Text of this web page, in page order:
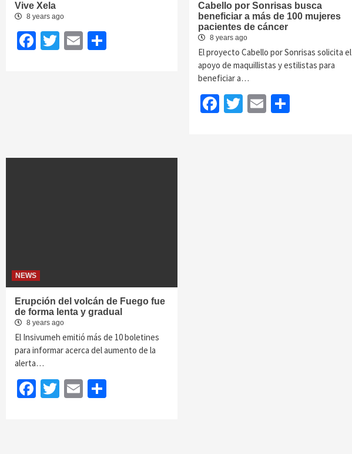
Vive Xela
8 years ago
Facebook
Twitter
Email
Cabello por Sonrisas busca
beneficiar a más de 100 mujeres
pacientes de cáncer
8 years ago
El proyecto Cabello por Sonrisas solicita el
apoyo de maquillistas y estilistas para
beneficiar a…
Facebook
Twitter
Email
NEWS
Erupción del volcán de Fuego fue
de forma lenta y gradual
8 years ago
El Insivumeh emitió más de 10 boletines
para informar acerca del aumento de la
alerta…
Facebook
Twitter
Email